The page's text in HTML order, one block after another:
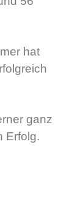
hat
ganz
Erfolg.